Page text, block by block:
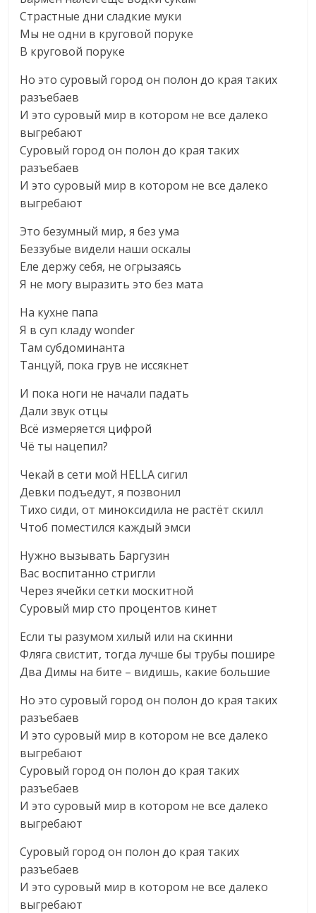
Страстные дни сладкие муки
Мы не одни в круговой поруке
В круговой поруке
Но это суровый город он полон до края таких
разъебаев
И это суровый мир в котором не все далеко
выгребают
Суровый город он полон до края таких
разъебаев
И это суровый мир в котором не все далеко
выгребают
Это безумный мир, я без ума
Беззубые видели наши оскалы
Еле держу себя, не огрызаясь
Я не могу выразить это без мата
На кухне папа
Я в суп кладу wonder
Там субдоминанта
Танцуй, пока грув не иссякнет
И пока ноги не начали падать
Дали звук отцы
Всё измеряется цифрой
Чё ты нацепил?
Чекай в сети мой HELLA сигил
Девки подъедут, я позвонил
Тихо сиди, от миноксидила не растёт скилл
Чтоб поместился каждый эмси
Нужно вызывать Баргузин
Вас воспитанно стригли
Через ячейки сетки москитной
Суровый мир сто процентов кинет
Если ты разумом хилый или на скинни
Фляга свистит, тогда лучше бы трубы пошире
Два Димы на бите – видишь, какие большие
Но это суровый город он полон до края таких
разъебаев
И это суровый мир в котором не все далеко
выгребают
Суровый город он полон до края таких
разъебаев
И это суровый мир в котором не все далеко
выгребают
Суровый город он полон до края таких
разъебаев
И это суровый мир в котором не все далеко
выгребают